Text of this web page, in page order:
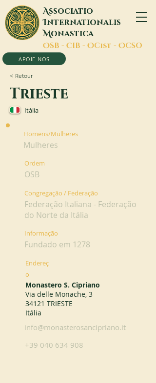
Associatio
Internationalis
Monastica
OSB - CIB - OCist - OCSO
APOIE-NOS
< Retour
Trieste
Itália
Homens/Mulheres
Mulheres
Ordem
OSB
Congregação / Federação
Federação Italiana - Federação
do Norte da Itália
Informação
Fundado em 1278
Endereç
o
Monastero S. Cipriano
Via delle Monache, 3
34121 TRIESTE
Itália
info@monasterosancipriano.it
+39 040 634 908